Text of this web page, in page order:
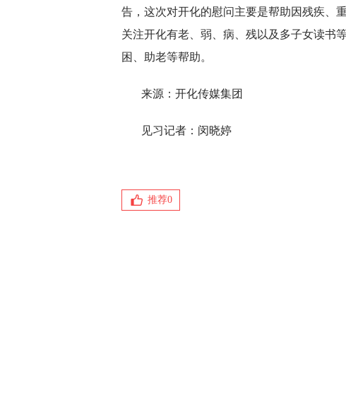
告，这次对开化的慰问主要是帮助因残疾、
关注开化有老、弱、病、残以及多子女读书
困、助老等帮助。
来源：开化传媒集团
见习记者：闵晓婷
推荐0